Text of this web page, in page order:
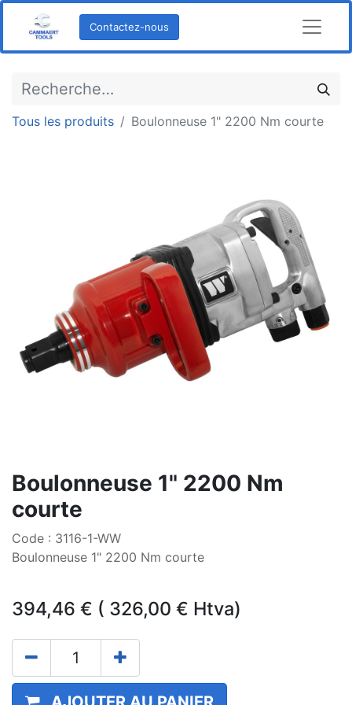
Contactez-nous
Tous les produits Boulonneuse 1" 2200 Nm courte
Boulonneuse 1" 2200 Nm
courte
Code : 3116-1-WW
Boulonneuse 1" 2200 Nm courte
394,46 € ( 326,00 € Htva)